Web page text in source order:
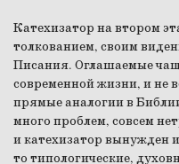
Катехизатор на втором
толкованием, своим
Писания. Оглашаемые
современной жизни, и не
прямые аналогии в
много проблем, совсем
и катехизатор вынужден
то типологические,